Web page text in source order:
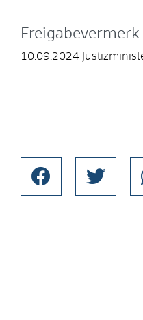
Freigabevermerk
10.09.2024